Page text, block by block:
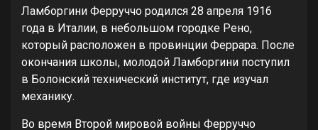
Ламборгини Ферруччо родился 28 апреля 1916
года в Италии, в небольшом городке Рено,
который расположен в провинции Феррара. После
окончания школы, молодой Ламборгини поступил
в Болонский технический институт, где изучал
механику.
Во время Второй мировой войны Ферруччо